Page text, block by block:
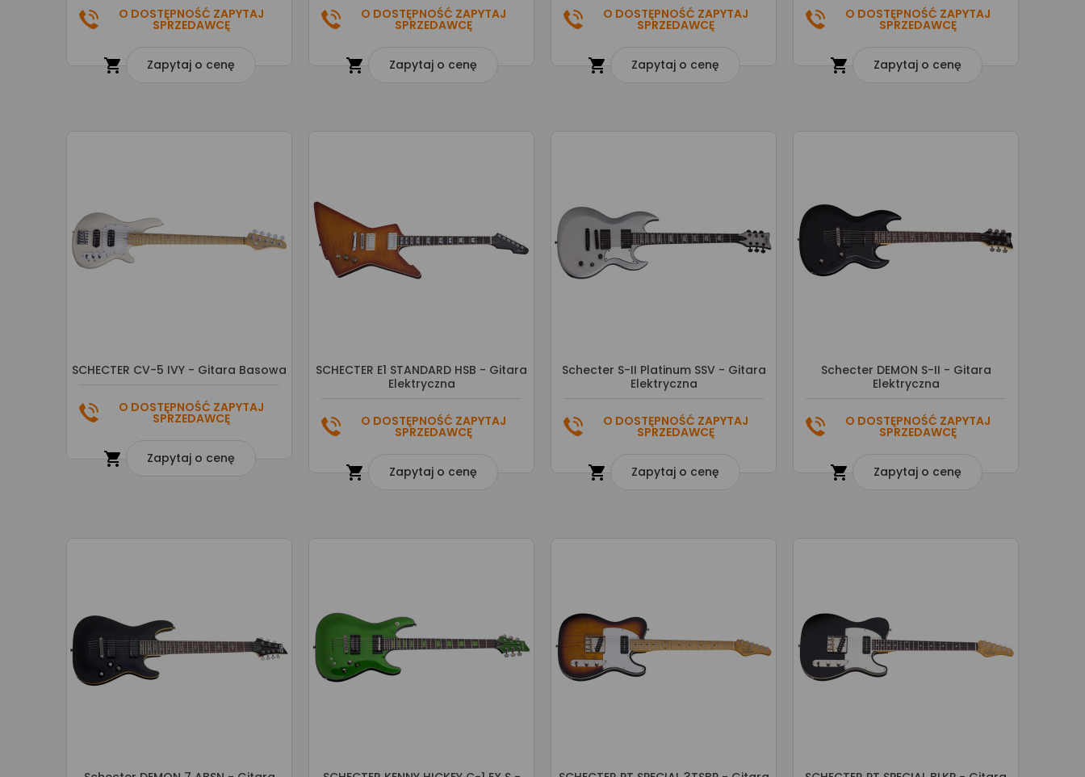
O DOSTĘPNOŚĆ ZAPYTAJ
SPRZEDAWCĘ
 Zapytaj o cenę
O DOSTĘPNOŚĆ ZAPYTAJ
SPRZEDAWCĘ
 Zapytaj o cenę
O DOSTĘPNOŚĆ ZAPYTAJ
SPRZEDAWCĘ
 Zapytaj o cenę
O DOSTĘPNOŚĆ ZAPYTAJ
SPRZEDAWCĘ
 Zapytaj o cenę
SCHECTER CV-5 IVY - Gitara Basowa
O DOSTĘPNOŚĆ ZAPYTAJ
SPRZEDAWCĘ
 Zapytaj o cenę
SCHECTER E1 STANDARD HSB - Gitara
Elektryczna
O DOSTĘPNOŚĆ ZAPYTAJ
SPRZEDAWCĘ
 Zapytaj o cenę
Schecter S-II Platinum SSV - Gitara
Elektryczna
O DOSTĘPNOŚĆ ZAPYTAJ
SPRZEDAWCĘ
 Zapytaj o cenę
Schecter DEMON S-II - Gitara
Elektryczna
O DOSTĘPNOŚĆ ZAPYTAJ
SPRZEDAWCĘ
 Zapytaj o cenę